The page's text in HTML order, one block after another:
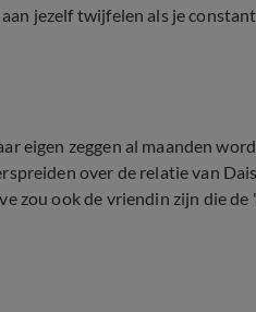
jezelf twijfelen als je
eigen zeggen al maanden
over de relatie van
zou ook de vriendin zijn die